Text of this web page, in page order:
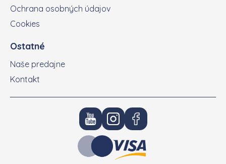
Ochrana osobných údajov
Cookies
Ostatné
Naše predajne
Kontakt